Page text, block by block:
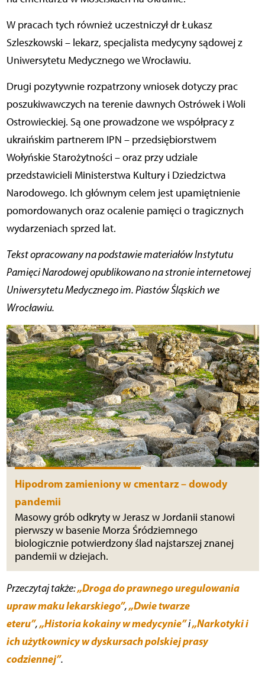
W pracach tych również uczestniczył dr Łukasz
Szleszkowski – lekarz, specjalista medycyny sądowej z
Uniwersytetu Medycznego we Wrocławiu.
Drugi pozytywnie rozpatrzony wniosek dotyczy prac
poszukiwawczych na terenie dawnych Ostrówek i Woli
Ostrowieckiej. Są one prowadzone we współpracy z
ukraińskim partnerem IPN – przedsiębiorstwem
Wołyńskie Starożytności – oraz przy udziale
przedstawicieli Ministerstwa Kultury i Dziedzictwa
Narodowego. Ich głównym celem jest upamiętnienie
pomordowanych oraz ocalenie pamięci o tragicznych
wydarzeniach sprzed lat.
Tekst opracowany na podstawie materiałów Instytutu
Pamięci Narodowej opublikowano na stronie internetowej
Uniwersytetu Medycznego im. Piastów Śląskich we
Wrocławiu.
Hipodrom zamieniony w cmentarz – dowody
pandemii
Masowy grób odkryty w Jerasz w Jordanii stanowi
pierwszy w basenie Morza Śródziemnego
biologicznie potwierdzony ślad najstarszej znanej
pandemii w dziejach.
Przeczytaj także:„Droga do prawnego uregulowania
upraw maku lekarskiego”,„Dwie twarze
eteru”,„Historia kokainy w medycynie”i„Narkotyki i
ich użytkownicy w dyskursach polskiej prasy
codziennej”.